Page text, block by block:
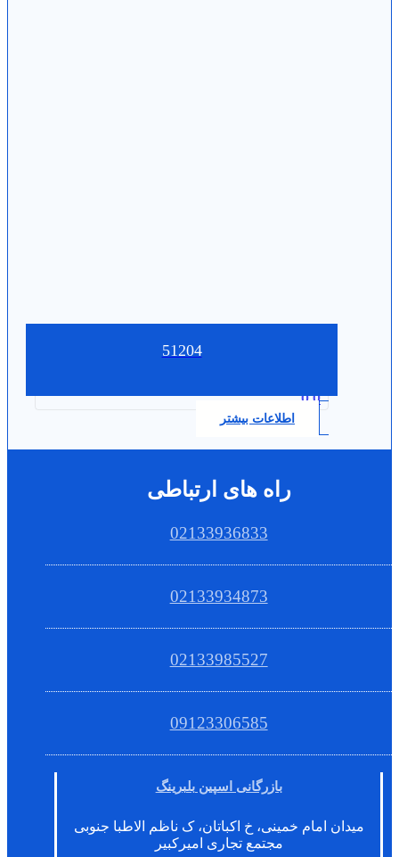
51204
0.0
اطلاعات بیشتر
راه های ارتباطی
02133936833
02133934873
02133985527
09123306585
بازرگانی اسپین بلبرینگ
میدان امام خمینی، خ اکباتان، ک ناظم الاطبا جنوبی
مجتمع تجاری امیرکبیر